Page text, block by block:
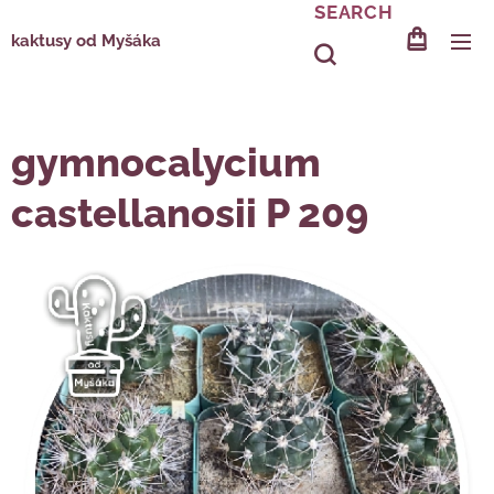
kaktusy od Myšáka
SEARCH
gymnocalycium
castellanosii P 209